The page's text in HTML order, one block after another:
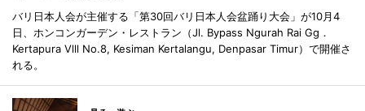
バリ日本人会が主催する「第30回バリ日本人会盆踊り大会」が10月4
日、ホンコンガーデン・レストラン（Jl. Bypass Ngurah Rai Gg．
Kertapura Vlll No.8, Kesiman Kertalangu, Denpasar Timur）で開催さ
れる。